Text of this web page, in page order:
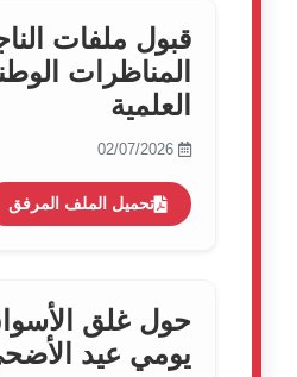
قبول ملفات
المناظرات
العلمية
تحميل الملف المرفق
حول غلق
يومي عيد